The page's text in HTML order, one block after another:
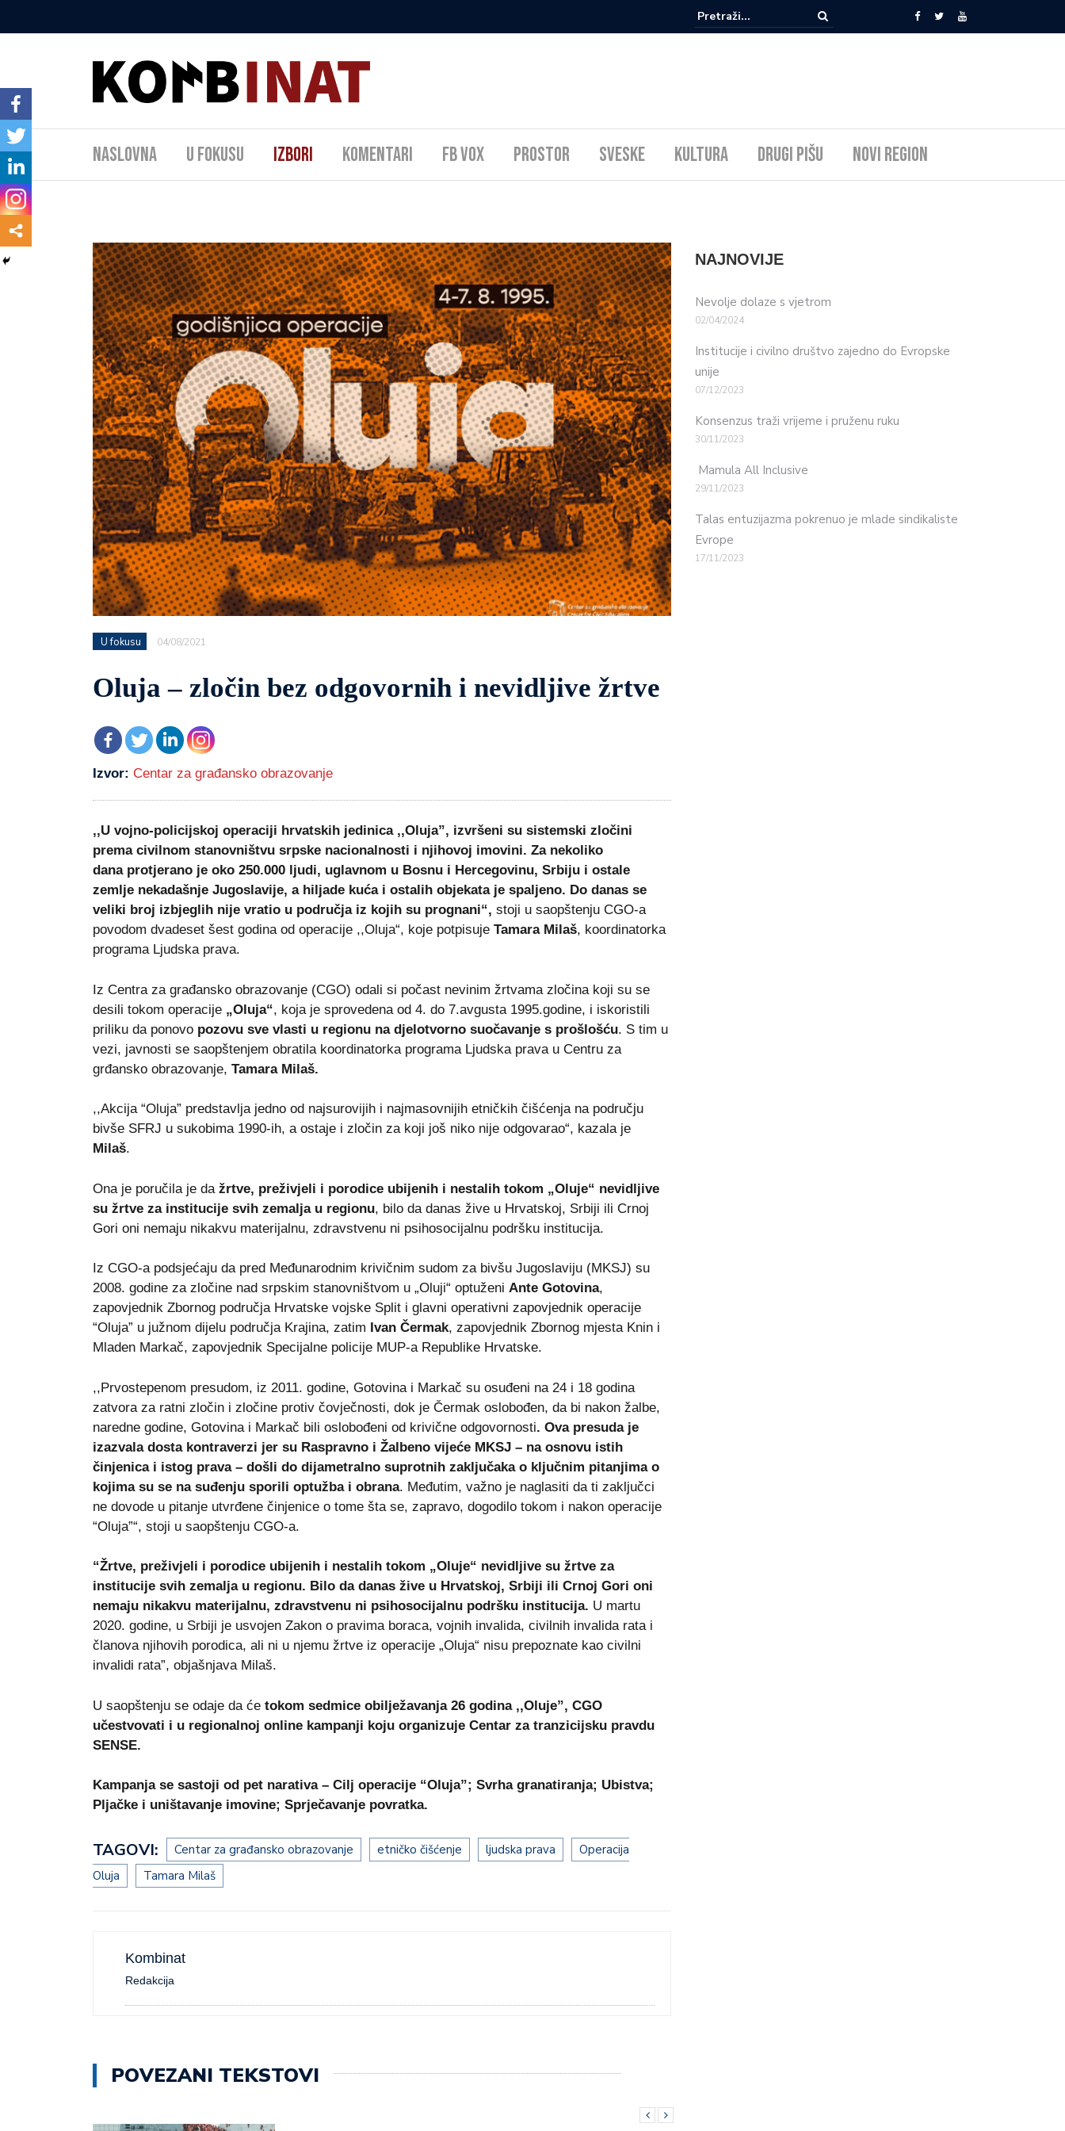
Naslovna U fokusu Izbori Komentari FB Vox Prostor Sveske Kultura Drugi pišu Novi Region
U fokusu 04/08/2021
Oluja – zločin bez odgovornih i nevidljive žrtve
Izvor: Centar za građansko obrazovanje
,,U vojno-policijskoj operaciji hrvatskih jedinica ,,Oluja”, izvršeni su sistemski zločini
prema civilnom stanovništvu srpske nacionalnosti i njihovoj imovini. Za nekoliko
dana protjerano je oko 250.000 ljudi, uglavnom u Bosnu i Hercegovinu, Srbiju i ostale
zemlje nekadašnje Jugoslavije, a hiljade kuća i ostalih objekata je spaljeno. Do danas se
veliki broj izbjeglih nije vratio u područja iz kojih su prognani“, stoji u saopštenju CGO-a
povodom dvadeset šest godina od operacije ,,Oluja“, koje potpisuje Tamara Milaš, koordinatorka
programa Ljudska prava.
Iz Centra za građansko obrazovanje (CGO) odali si počast nevinim žrtvama zločina koji su se
desili tokom operacije „Oluja“, koja je sprovedena od 4. do 7.avgusta 1995.godine, i iskoristili
priliku da ponovo pozovu sve vlasti u regionu na djelotvorno suočavanje s prošlošću. S tim u
vezi, javnosti se saopštenjem obratila koordinatorka programa Ljudska prava u Centru za
grđansko obrazovanje, Tamara Milaš.
,,Akcija “Oluja” predstavlja jedno od najsurovijih i najmasovnijih etničkih čišćenja na području
bivše SFRJ u sukobima 1990-ih, a ostaje i zločin za koji još niko nije odgovarao“, kazala je
Milaš.
Ona je poručila je da žrtve, preživjeli i porodice ubijenih i nestalih tokom „Oluje“ nevidljive
su žrtve za institucije svih zemalja u regionu, bilo da danas žive u Hrvatskoj, Srbiji ili Crnoj
Gori oni nemaju nikakvu materijalnu, zdravstvenu ni psihosocijalnu podršku institucija.
Iz CGO-a podsjećaju da pred Međunarodnim krivičnim sudom za bivšu Jugoslaviju (MKSJ) su
2008. godine za zločine nad srpskim stanovništvom u „Oluji“ optuženi Ante Gotovina,
zapovjednik Zbornog područja Hrvatske vojske Split i glavni operativni zapovjednik operacije
“Oluja” u južnom dijelu područja Krajina, zatim Ivan Čermak, zapovjednik Zbornog mjesta Knin i
Mladen Markač, zapovjednik Specijalne policije MUP-a Republike Hrvatske.
,,Prvostepenom presudom, iz 2011. godine, Gotovina i Markač su osuđeni na 24 i 18 godina
zatvora za ratni zločin i zločine protiv čovječnosti, dok je Čermak oslobođen, da bi nakon žalbe,
naredne godine, Gotovina i Markač bili oslobođeni od krivične odgovornosti. Ova presuda je
izazvala dosta kontraverzi jer su Raspravno i Žalbeno vijeće MKSJ – na osnovu istih
činjenica i istog prava – došli do dijametralno suprotnih zaključaka o ključnim pitanjima o
kojima su se na suđenju sporili optužba i obrana. Međutim, važno je naglasiti da ti zaključci
ne dovode u pitanje utvrđene činjenice o tome šta se, zapravo, dogodilo tokom i nakon operacije
“Oluja”“, stoji u saopštenju CGO-a.
“Žrtve, preživjeli i porodice ubijenih i nestalih tokom „Oluje“ nevidljive su žrtve za
institucije svih zemalja u regionu. Bilo da danas žive u Hrvatskoj, Srbiji ili Crnoj Gori oni
nemaju nikakvu materijalnu, zdravstvenu ni psihosocijalnu podršku institucija. U martu
2020. godine, u Srbiji je usvojen Zakon o pravima boraca, vojnih invalida, civilnih invalida rata i
članova njihovih porodica, ali ni u njemu žrtve iz operacije „Oluja“ nisu prepoznate kao civilni
invalidi rata”, objašnjava Milaš.
U saopštenju se odaje da će tokom sedmice obilježavanja 26 godina ,,Oluje”, CGO
učestvovati i u regionalnoj online kampanji koju organizuje Centar za tranzicijsku pravdu
SENSE.
Kampanja se sastoji od pet narativa – Cilj operacije “Oluja”; Svrha granatiranja; Ubistva;
Pljačke i uništavanje imovine; Sprječavanje povratka.
TAGOVI: Centar za građansko obrazovanje etničko čišćenje ljudska prava
Operacija
Oluja
Tamara Milaš
Kombinat
Redakcija
POVEZANI TEKSTOVI
NAJNOVIJE
Nevolje dolaze s vjetrom
02/04/2024
Institucije i civilno društvo zajedno do Evropske
unije
07/12/2023
Konsenzus traži vrijeme i pruženu ruku
30/11/2023
Mamula All Inclusive
29/11/2023
Talas entuzijazma pokrenuo je mlade sindikaliste
Evrope
17/11/2023